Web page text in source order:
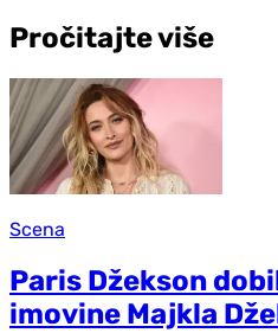
Pročitajte više
Scena
Paris Džekson
imovine Majkla